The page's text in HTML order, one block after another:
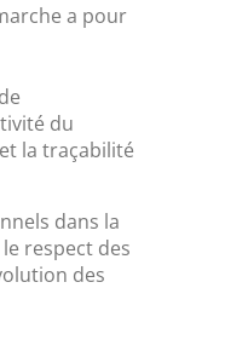
a pour
du
la traçabilité
dans la
respect des
des